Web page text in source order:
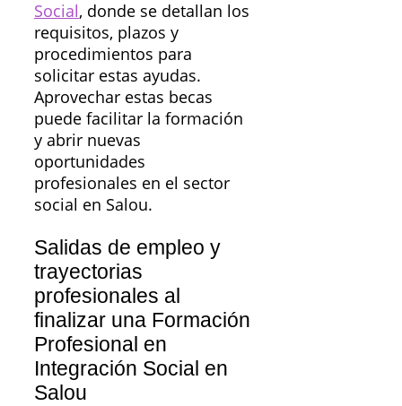
Social, donde se detallan los
requisitos, plazos y
procedimientos para
solicitar estas ayudas.
Aprovechar estas becas
puede facilitar la formación
y abrir nuevas
oportunidades
profesionales en el sector
social en Salou.
Salidas de empleo y
trayectorias
profesionales al
finalizar una Formación
Profesional en
Integración Social en
Salou